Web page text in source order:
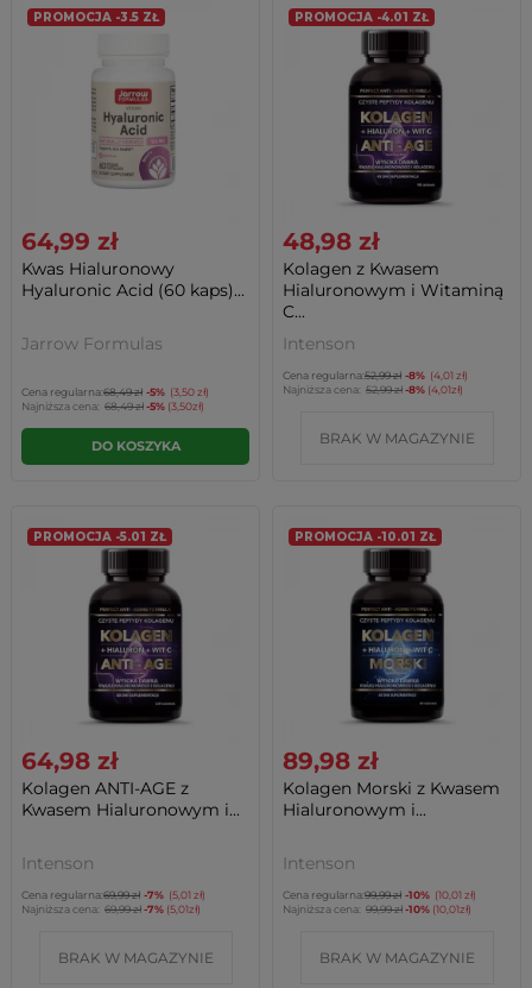
PROMOCJA -3.5 ZŁ
64,99 zł
Kwas Hialuronowy
Hyaluronic Acid (60 kaps)...
Jarrow Formulas
Cena regularna:68,49 zł -5% (3,50 zł)
Najniższa cena: 68,49 zł-5% (3,50zł)
DO KOSZYKA
PROMOCJA -4.01 ZŁ
48,98 zł
Kolagen z Kwasem
Hialuronowym i Witaminą
C...
Intenson
Cena regularna:52,99 zł -8% (4,01 zł)
Najniższa cena: 52,99 zł-8% (4,01zł)
BRAK W MAGAZYNIE
PROMOCJA -5.01 ZŁ
64,98 zł
Kolagen ANTI-AGE z
Kwasem Hialuronowym i...
Intenson
Cena regularna:69,99 zł -7% (5,01 zł)
Najniższa cena: 69,99 zł-7% (5,01zł)
BRAK W MAGAZYNIE
PROMOCJA -10.01 ZŁ
89,98 zł
Kolagen Morski z Kwasem
Hialuronowym i...
Intenson
Cena regularna:99,99 zł -10% (10,01 zł)
Najniższa cena: 99,99 zł-10% (10,01zł)
BRAK W MAGAZYNIE